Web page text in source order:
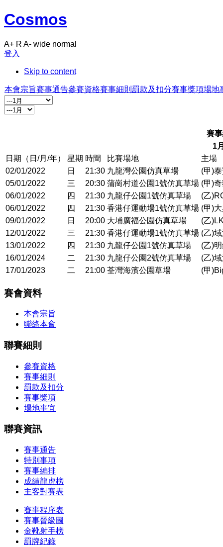
Cosmos
A+ R A- wide normal
登入
Skip to content
本會宗旨賽事通告參賽資格賽事細則 罰款及扣分賽事獎項場地
賽
1
日期（日/月/年）
星期 時間 比賽場地
主場
02/01/2022
日 21:30 九龍灣公園仿真草場
(甲)
05/01/2022
三 20:30 蒲崗村道公園1號仿真草場 (甲)
06/01/2022
四 21:30 九龍仔公園1號仿真草場
(乙
06/01/2022
四 21:30 香港仔運動場1號仿真草場 (甲)
09/01/2022
日 20:00 大埔廣福公園仿真草場
(乙
12/01/2022
三 21:30 香港仔運動場1號仿真草場 (乙)
13/01/2022
四 21:30 九龍仔公園1號仿真草場
(乙)
16/01/2024
二 21:30 九龍仔公園2號仿真草場
(乙)
17/01/2023
二 21:00 荃灣海濱公園草場 (甲
賽會資料
本會宗旨
聯絡本會
聯賽細則
參賽資格
賽事細則
罰款及扣分
賽事獎項
場地事宜
聯賽資訊
賽事通告
特別事項
賽事編排
成績龍虎榜
主客對賽表
賽事程序表
賽事晉級圖
金靴射手榜
罰牌紀錄